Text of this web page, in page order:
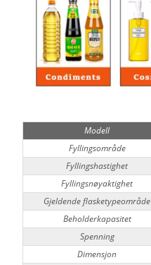
Modell
Fyllingsområde
Fyllingshastighet
Fyllingsnøyaktighet
Gjeldende flasketypeområde
Beholderkapasitet
Spenning
Dimensjon